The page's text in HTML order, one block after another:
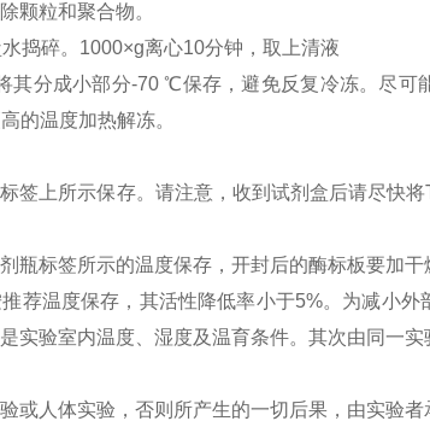
颗粒和聚合物。
捣碎。1000×g离心10分钟，取上清液
其分成小部分-70 ℃保存，避免反复冷冻。尽可
的温度加热解冻。
签上所示保存。请注意，收到试剂盒后请尽快
瓶标签所示的温度保存，开封后的酶标板要加
荐温度保存，其活性降低率小于5%。为减小
实验室内温度、湿度及温育条件。其次由同一实
或人体实验，否则所产生的一切后果，由实验者